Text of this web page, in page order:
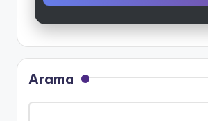
Arama